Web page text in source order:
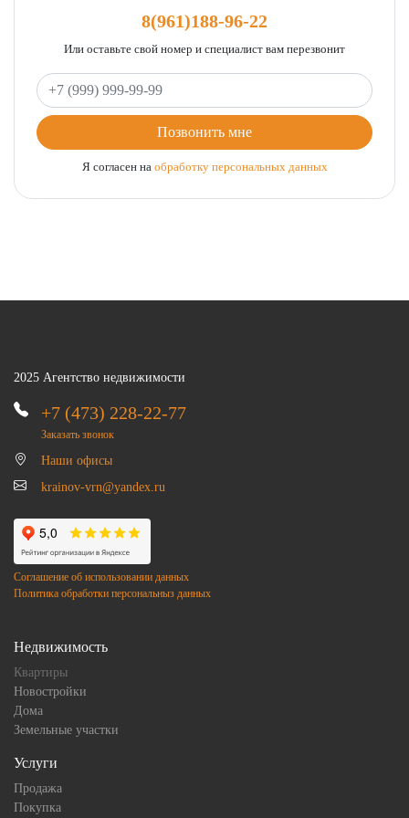
8(961)188-96-22
Или оставьте свой номер и специалист вам перезвонит
Позвонить мне
Я согласен на обработку персональных данных
2025 Агентство недвижимости
+7 (473) 228-22-77
Заказать звонок
Наши офисы
krainov-vrn@yandex.ru
Соглашение об использовании данных
Политика обработки персональныз данных
Недвижимость
Квартиры
Новостройки
Дома
Земельные участки
Услуги
Продажа
Покупка